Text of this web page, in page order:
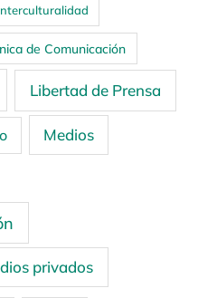
de Comunicación
Libertad de Prensa
Medios
privados